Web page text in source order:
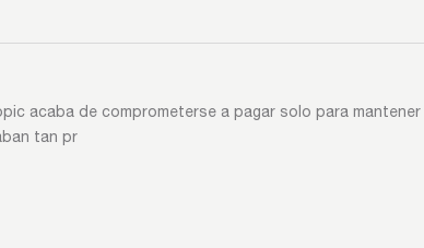
acaba de comprometerse a pagar solo para
tan pr